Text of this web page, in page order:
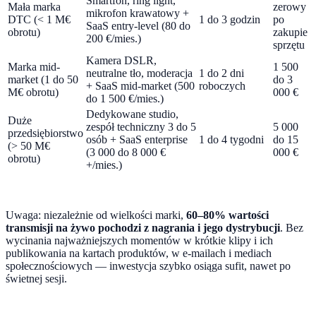
Mała marka
DTC (< 1 M€
obrotu)
mikrofon krawatowy +
SaaS entry-level (80 do
200 €/mies.)
1 do 3 godzin
zerowy
po
zakupie
sprzętu
Marka mid-
market (1 do 50
M€ obrotu)
Kamera DSLR,
neutralne tło, moderacja
+ SaaS mid-market (500
do 1 500 €/mies.)
1 do 2 dni
roboczych
1 500
do 3
000 €
Duże
przedsiębiorstwo
(> 50 M€
obrotu)
Dedykowane studio,
zespół techniczny 3 do 5
osób + SaaS enterprise
(3 000 do 8 000 €
+/mies.)
1 do 4 tygodni
5 000
do 15
000 €
Uwaga: niezależnie od wielkości marki, 60–80% wartości
transmisji na żywo pochodzi z nagrania i jego dystrybucji. Bez
wycinania najważniejszych momentów w krótkie klipy i ich
publikowania na kartach produktów, w e-mailach i mediach
społecznościowych — inwestycja szybko osiąga sufit, nawet po
świetnej sesji.